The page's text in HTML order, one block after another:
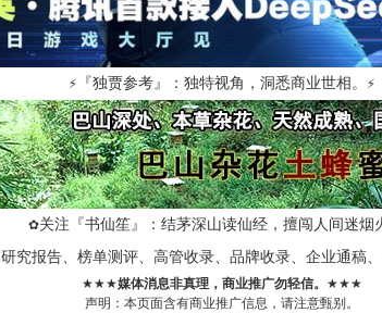
⚡ 『独贾参考』：独特视角，洞悉商业世相。 ⚡
✿关注『书仙笙』：结茅深山读仙经，擅闯人间迷烟
研究报告、榜单测评、高管收录、品牌收录、企业通稿
★★★媒体消息非真理，商业推广勿轻信。 ★★★
声明：本页面含有商业推广信息，请注意甄别。